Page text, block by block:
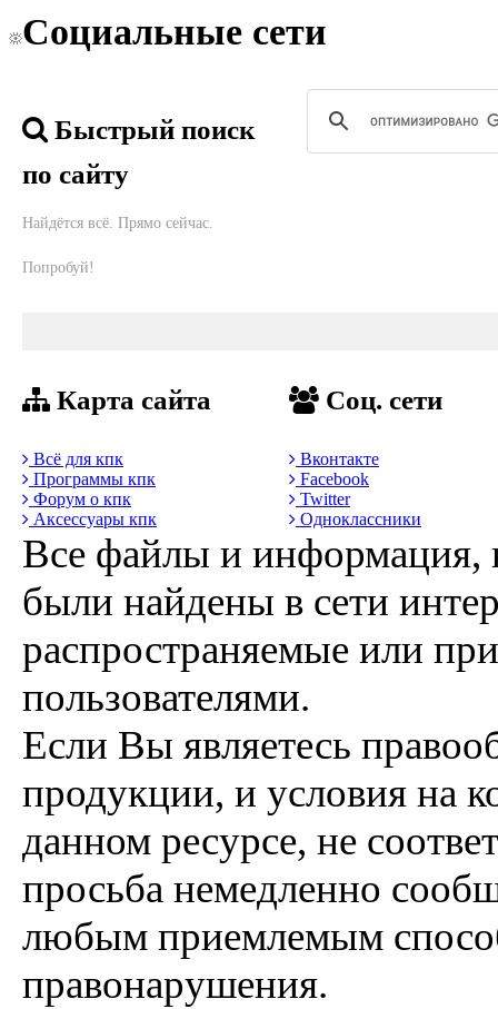
Социальные сети
Быстрый поиск
по сайту
Найдётся всё. Прямо сейчас.
Попробуй!
Карта сайта
Всё для кпк
Программы кпк
Форум о кпк
Аксессуары кпк
Соц. сети
Вконтакте
Facebook
Twitter
Одноклассники
Все файлы и информация,
были найдены в сети
распространяемые или
пользователями.
Если Вы являетесь
продукции, и условия на
данном ресурсе, не
просьба немедленно
любым приемлемым
правонарушения.